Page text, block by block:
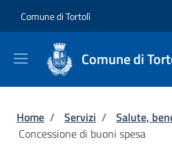
Comune di Tortolì
Comune di
Briciole di pane
Home / Servizi / Salute,
Concessione di buoni spesa